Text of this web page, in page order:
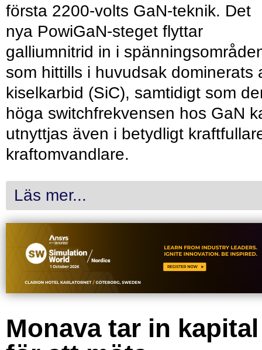
första 2200-volts GaN-teknik. Det
nya PowiGaN-steget flyttar
galliumnitrid in i
som hittills i huvudsak dominerats
kiselkarbid (SiC), samtidigt som
höga switchfrekvensen hos GaN
utnyttjas även i betydligt
kraftomvandlare.
Läs mer...
Monava tar in kapital